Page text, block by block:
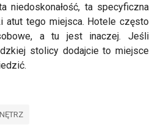
niedoskonałość, ta specyficzna
atut tego miejsca. Hotele często
a tu jest inaczej. Jeśli
stolicy dodajcie to miejsce